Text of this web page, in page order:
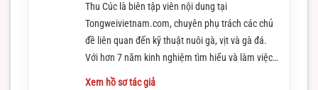
Thu Cúc là biên tập viên nội dung tại
Tongweivietnam.com, chuyên phụ trách các chủ
đề liên quan đến kỹ thuật nuôi gà, vịt và gà đá.
Với hơn 7 năm kinh nghiệm tìm hiểu và làm việc
trong lĩnh vực này
Xem hồ sơ tác giả